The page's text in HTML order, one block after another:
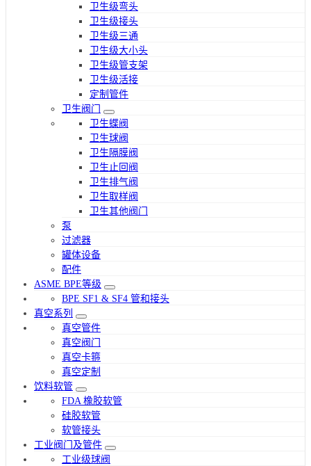
卫生级弯头
卫生级接头
卫生级三通
卫生级大小头
卫生级管支架
卫生级活接
定制管件
卫生阀门
卫生蝶阀
卫生球阀
卫生隔膜阀
卫生止回阀
卫生排气阀
卫生取样阀
卫生其他阀门
泵
过滤器
罐体设备
配件
ASME BPE等级
BPE SF1 & SF4 管和接头
真空系列
真空管件
真空阀门
真空卡箍
真空定制
饮料软管
FDA 橡胶软管
硅胶软管
软管接头
工业阀门及管件
工业级球阀